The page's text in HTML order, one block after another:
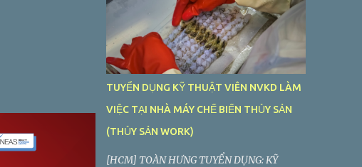
Lượng Công ty TNHH Tiệp Phát . Nhà máy:
Lô C2-5, Đường VL3, Khu Công Nghiệp Vĩnh
Lộc 2, Ấp Voi Lá, Xã Long Hiệp, Huyện Bến
Lức, Tỉnh Long An
TUYỂN DỤNG KỸ THUẬT VIÊN NVKD LÀM
VIỆC TẠI NHÀ MÁY CHẾ BIẾN THỦY SẢN
(THỦY SẢN WORK)
[HCM] TOÀN HƯNG TUYỂN DỤNG: KỸ